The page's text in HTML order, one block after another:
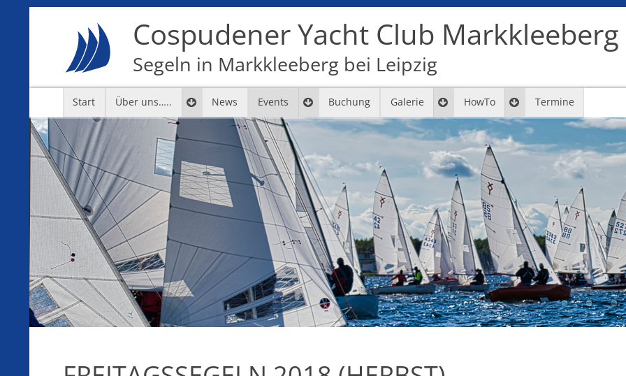
Cospudener Yacht Club Markkleeberg
Segeln in Markkleeberg bei Leipzig
Start Über uns….. News Events Buchung Galerie HowTo Termine
8 9 10 11 12